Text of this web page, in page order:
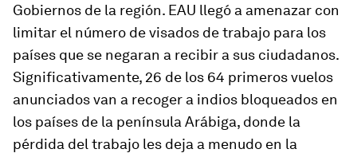
Gobiernos de la región. EAU llegó a amenazar con
limitar el número de visados de trabajo para los
países que se negaran a recibir a sus ciudadanos.
Significativamente, 26 de los 64 primeros vuelos
anunciados van a recoger a indios bloqueados en
los países de la península Arábiga, donde la
pérdida del trabajo les deja a menudo en la